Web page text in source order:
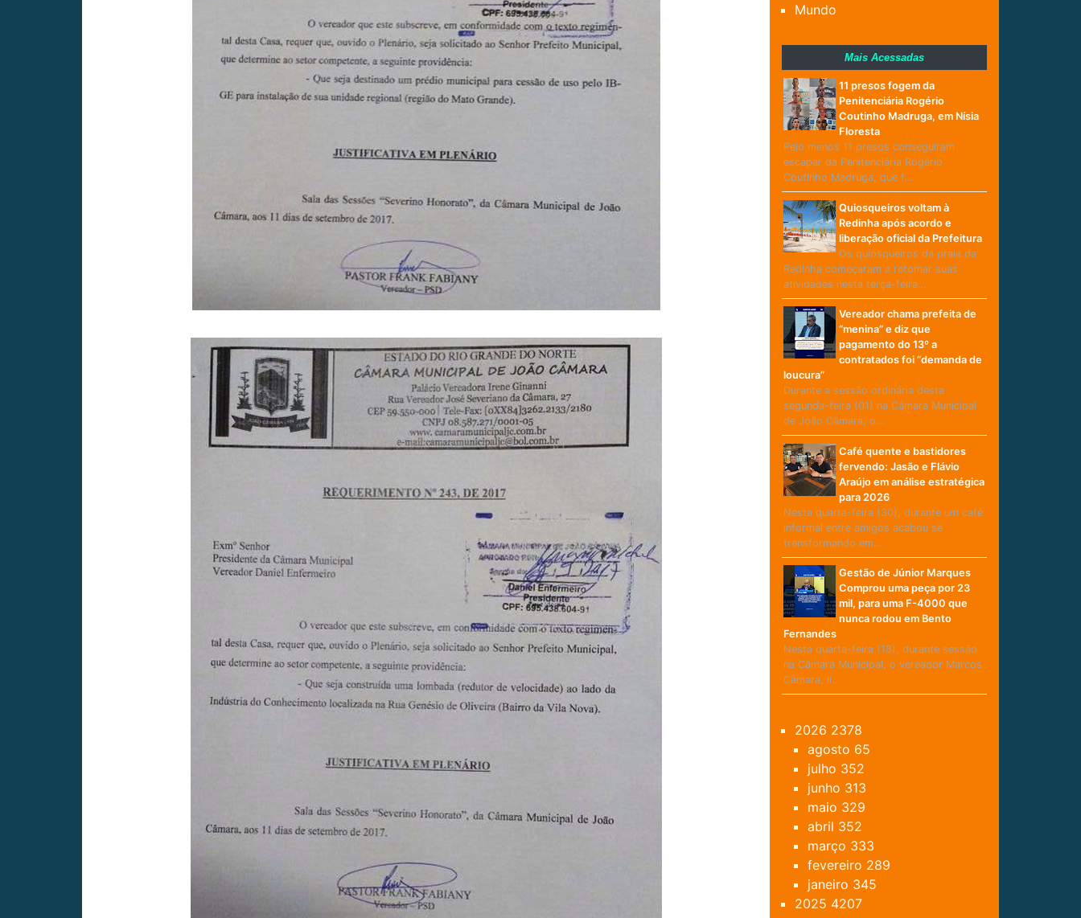
Mundo
Mais Acessadas
11 presos fogem da
Penitenciária Rogério
Coutinho Madruga, em Nísia
Floresta
Pelo menos 11 presos conseguiram
escapar da Penitenciária Rogério
Coutinho Madruga, que f…
Quiosqueiros voltam à
Redinha após acordo e
liberação oficial da Prefeitura
Os quiosqueiros da praia da
Redinha começaram a retomar suas
atividades nesta terça-feira…
Vereador chama prefeita de
“menina” e diz que
pagamento do 13º a
contratados foi “demanda de
loucura”
Durante a sessão ordinária desta
segunda-feira (01) na Câmara Municipal
de João Câmara, o…
Café quente e bastidores
fervendo: Jasão e Flávio
Araújo em análise estratégica
para 2026
Nesta quarta-feira (30), durante um café
informal entre amigos acabou se
transformando em…
Gestão de Júnior Marques
Comprou uma peça por 23
mil, para uma F-4000 que
nunca rodou em Bento
Fernandes
Nesta quarta-feira (18), durante sessão
na Câmara Municipal, o vereador Marcos
Câmara, lí…
2026 2378
agosto 65
julho 352
junho 313
maio 329
abril 352
março 333
fevereiro 289
janeiro 345
2025 4207